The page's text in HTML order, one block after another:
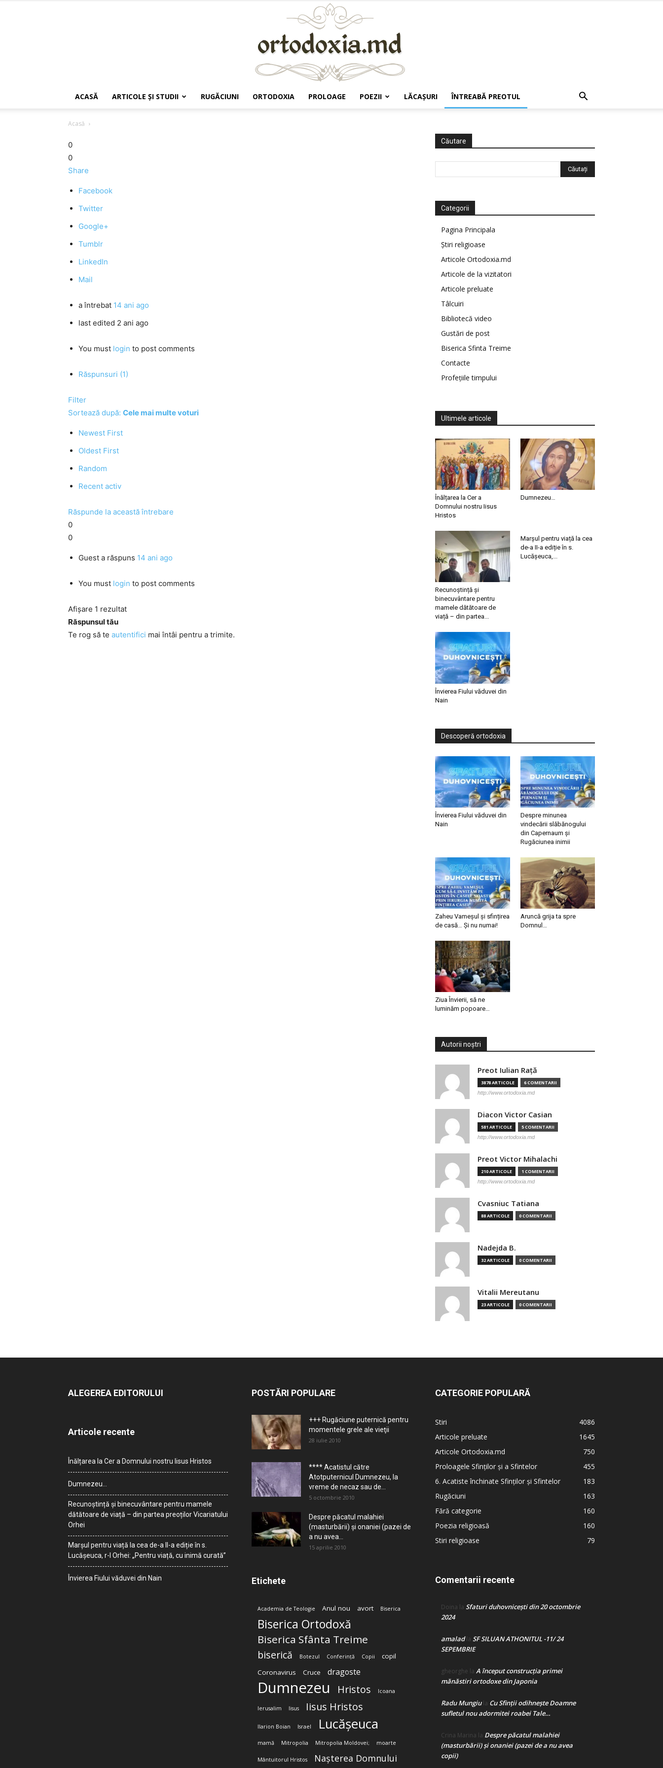
ACASĂ ARTICOLE ŞI STUDII RUGĂCIUNI ORTODOXIA PROLOAGE POEZII LĂCAŞURI ÎNTREABĂ PREOTUL
Acasă
0
0
Share
Facebook
Twitter
Google+
Tumblr
LinkedIn
Mail
a întrebat 14 ani ago
last edited 2 ani ago
You must login to post comments
Răspunsuri (1)
Filter
Sortează după: Cele mai multe voturi
Newest First
Oldest First
Random
Recent activ
Răspunde la această întrebare
0
0
Guest a răspuns 14 ani ago
You must login to post comments
Afișare 1 rezultat
Răspunsul tău
Te rog să te autentifici mai întâi pentru a trimite.
Căutare
Categorii
Pagina Principala
Știri religioase
Articole Ortodoxia.md
Articole de la vizitatori
Articole preluate
Tâlcuiri
Bibliotecă video
Gustări de post
Biserica Sfinta Treime
Contacte
Profețiile timpului
Ultimele articole
Înălțarea la Cer a
Domnului nostru Iisus
Hristos
Dumnezeu…
Recunoștință și
binecuvântare pentru
mamele dătătoare de
viață – din partea...
Marșul pentru viață la cea
de-a II-a ediție în s.
Lucășeuca,...
Învierea Fiului văduvei din
Nain
Descoperă ortodoxia
Învierea Fiului văduvei din
Nain
Despre minunea
vindecării slăbănogului
din Capernaum și
Rugăciunea inimii
Zaheu Vameșul și sfințirea
de casă… Și nu numai!
Aruncă grija ta spre
Domnul…
Ziua Învierii, să ne
luminăm popoare…
Autorii noștri
Preot Iulian Raţă
3878 ARTICOLE 6 COMENTARII
http://www.ortodoxia.md
Diacon Victor Casian
581 ARTICOLE 5 COMENTARII
http://www.ortodoxia.md
Preot Victor Mihalachi
210 ARTICOLE 1 COMENTARII
http://www.ortodoxia.md
Cvasniuc Tatiana
88 ARTICOLE 0 COMENTARII
Nadejda B.
32 ARTICOLE 0 COMENTARII
Vitalii Mereutanu
23 ARTICOLE 0 COMENTARII
ALEGEREA EDITORULUI
Articole recente
Înălțarea la Cer a Domnului nostru Iisus Hristos
Dumnezeu…
Recunoștință și binecuvântare pentru mamele
dătătoare de viață – din partea preoților Vicariatului
Orhei
Marșul pentru viață la cea de-a II-a ediție în s.
Lucășeuca, r-l Orhei: „Pentru viață, cu inimă curată”
Învierea Fiului văduvei din Nain
POSTĂRI POPULARE
+++ Rugăciune puternică pentru
momentele grele ale vieţii
28 iulie 2010
**** Acatistul către
Atotputernicul Dumnezeu, la
vreme de necaz sau de...
5 octombrie 2010
Despre păcatul malahiei
(masturbării) şi onaniei (pazei de
a nu avea...
15 aprilie 2010
Etichete
Academia de Teologie Anul nou avort Biserica
Biserica Ortodoxă
Biserica Sfânta Treime
biserică Botezul Conferință Copii
copil
Coronavirus
Cruce dragoste
Dumnezeu Hristos Icoana
Ierusalim Iisus Iisus Hristos
Ilarion Boian Israel Lucășeuca
mamă Mitropolia Mitropolia Moldovei; moarte
Mântuitorul Hristos Nașterea Domnului
CATEGORIE POPULARĂ
Stiri
4086
Articole preluate
1645
Articole Ortodoxia.md
750
Proloagele Sfinților și a Sfintelor
455
6. Acatiste închinate Sfinților și Sfintelor
183
Rugăciuni
163
Fără categorie
160
Poezia religioasă
160
Stiri religioase
79
Comentarii recente
Doina la Sfaturi duhovnicești din 20 octombrie
2024
amaladla SF SILUAN ATHONITUL -11/ 24
SEPEMBRIE
gheorghe la A început construcţia primei
mănăstiri ortodoxe din Japonia
Radu Mungiula Cu Sfinții odihnește Doamne
sufletul nou adormitei roabei Tale…
Crina Marina la Despre păcatul malahiei
(masturbării) şi onaniei (pazei de a nu avea
copii)